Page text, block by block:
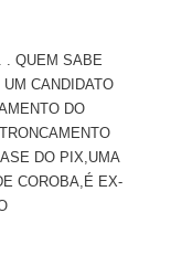
. . QUEM SABE
CANDIDATO
DO
DO PIX,UMA
COROBA,É EX-